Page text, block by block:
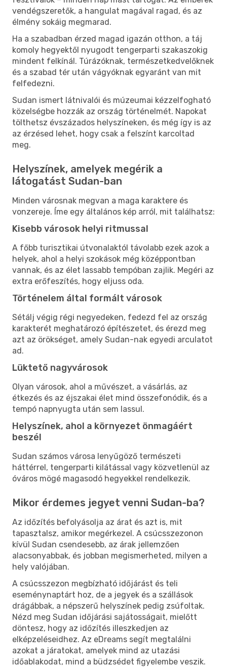
vendégszeretők, a hangulat magával ragad, és az
élmény sokáig megmarad.
Ha a szabadban érzed magad igazán otthon, a táj
komoly hegyektől nyugodt tengerparti szakaszokig
mindent felkínál. Túrázóknak, természetkedvelőknek
és a szabad tér után vágyóknak egyaránt van mit
felfedezni.
Sudan ismert látnivalói és múzeumai kézzelfogható
közelségbe hozzák az ország történelmét. Napokat
tölthetsz évszázados helyszíneken, és még így is az
az érzésed lehet, hogy csak a felszínt karcoltad
meg.
Helyszínek, amelyek megérik a
látogatást Sudan-ban
Minden városnak megvan a maga karaktere és
vonzereje. Íme egy általános kép arról, mit találhatsz:
Kisebb városok helyi ritmussal
A főbb turisztikai útvonalaktól távolabb ezek azok a
helyek, ahol a helyi szokások még középpontban
vannak, és az élet lassabb tempóban zajlik. Megéri az
extra erőfeszítés, hogy eljuss oda.
Történelem által formált városok
Sétálj végig régi negyedeken, fedezd fel az ország
karakterét meghatározó építészetet, és érezd meg
azt az örökséget, amely Sudan-nak egyedi arculatot
ad.
Lüktető nagyvárosok
Olyan városok, ahol a művészet, a vásárlás, az
étkezés és az éjszakai élet mind összefonódik, és a
tempó napnyugta után sem lassul.
Helyszínek, ahol a környezet önmagáért
beszél
Sudan számos városa lenyűgöző természeti
háttérrel, tengerparti kilátással vagy közvetlenül az
óváros mögé magasodó hegyekkel rendelkezik.
Mikor érdemes jegyet venni Sudan-ba?
Az időzítés befolyásolja az árat és azt is, mit
tapasztalsz, amikor megérkezel. A csúcsszezonon
kívül Sudan csendesebb, az árak jellemzően
alacsonyabbak, és jobban megismerheted, milyen a
hely valójában.
A csúcsszezon megbízható időjárást és teli
eseménynaptárt hoz, de a jegyek és a szállások
drágábbak, a népszerű helyszínek pedig zsúfoltak.
Nézd meg Sudan időjárási sajátosságait, mielőtt
döntesz, hogy az időzítés illeszkedjen az
elképzeléseidhez. Az eDreams segít megtalálni
azokat a járatokat, amelyek mind az utazási
időablakodat, mind a büdzsédet figyelembe veszik.